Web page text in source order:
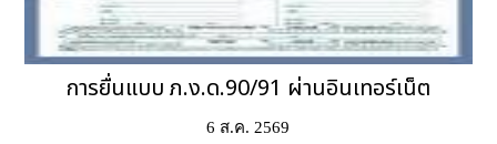
การยื่นแบบ ภ.ง.ด.90/91 ผ่านอินเทอร์เน็ต
6 ส.ค. 2569